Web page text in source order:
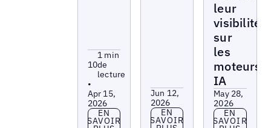
10
1 min
de
lecture
•
Apr 15,
2026
En savoir plus
EN
SAVOIR
Jun 12,
2026
En savoir plus
EN
SAVOIR
leur
visibilité
sur
les
moteurs
IA
May 28,
2026
En savoir
EN
SAVOIR